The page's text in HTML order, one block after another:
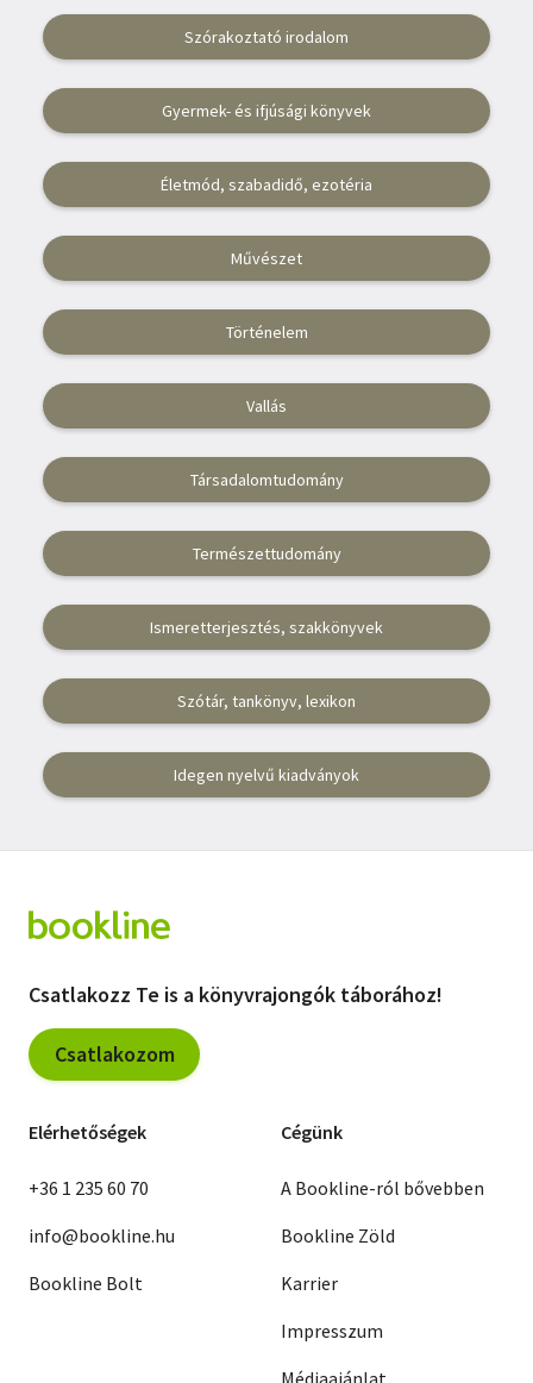
Szótár, nyelvkönyv
Tankönyv, segédkönyv
Természettudomány
Történelem
Egyéb
Szórakoztató irodalom
Gyermek- és ifjúsági könyvek
Életmód, szabadidő, ezotéria
Művészet
Történelem
Vallás
Társadalomtudomány
Természettudomány
Ismeretterjesztés, szakkönyvek
Szótár, tankönyv, lexikon
Idegen nyelvű kiadványok
Csatlakozz Te is a könyvrajongók táborához!
Csatlakozom
Elérhetőségek
+36 1 235 60 70
info@bookline.hu
Bookline Bolt
Cégünk
A Bookline-ról bővebben
Bookline Zöld
Karrier
Impresszum